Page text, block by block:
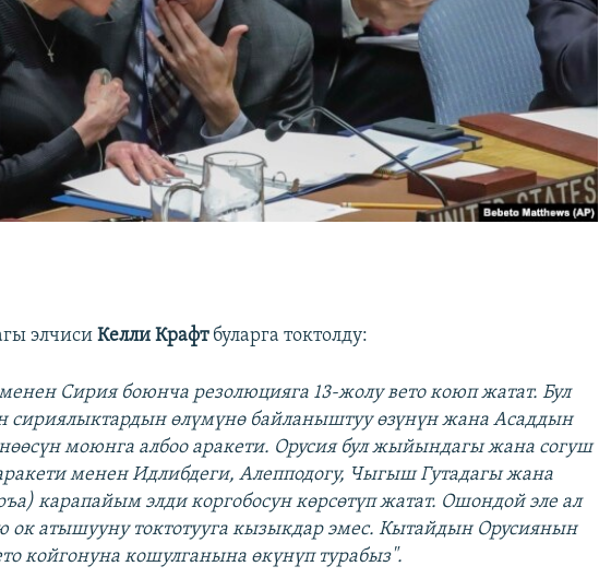
элчисиКелли Крафт буларга токтолду:
Сирия боюнча резолюцияга 13-жолу вето коюп жатат. Бул
сириялыктардын өлүмүнө байланыштуу өзүнүн жана Асаддын
моюнга албоо аракети. Орусия бул жыйындагы жана согуш
менен Идлибдеги, Алепподогу, Чыгыш Гутадагы жана
карапайым элди коргобосун көрсөтүп жатат. Ошондой эле ал
ок атышууну токтотууга кызыкдар эмес. Кытайдын Орусиянын
койгонуна кошулганына өкүнүп турабыз".